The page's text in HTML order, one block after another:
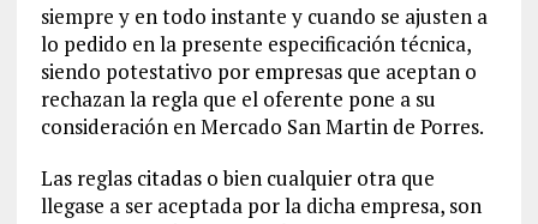
siempre y en todo instante y cuando se ajusten a
lo pedido en la presente especificación técnica,
siendo potestativo por empresas que aceptan o
rechazan la regla que el oferente pone a su
consideración en Mercado San Martin de Porres.
Las reglas citadas o bien cualquier otra que
llegase a ser aceptada por la dicha empresa, son